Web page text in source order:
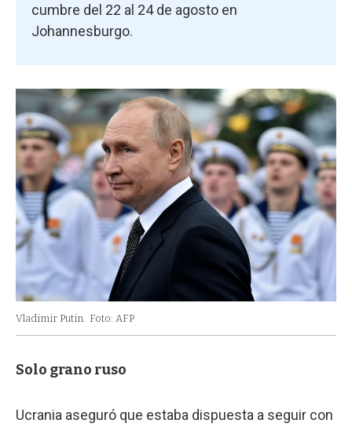
cumbre del 22 al 24 de agosto en
Johannesburgo.
Vladimir Putin. Foto: AFP
Solo grano ruso
Ucrania aseguró que estaba dispuesta a seguir con